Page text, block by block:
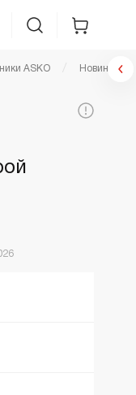
ASKO Новинки